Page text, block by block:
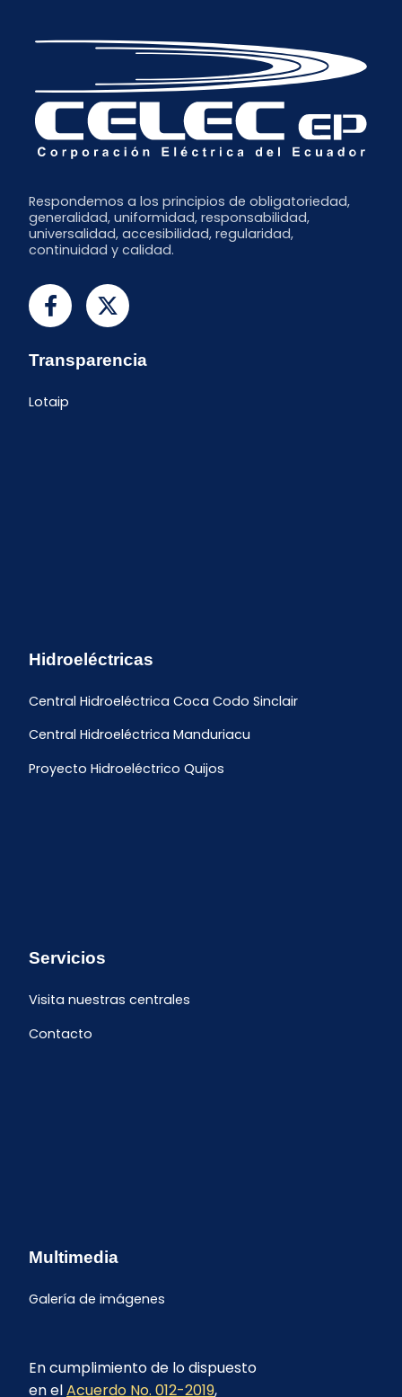
Respondemos a los principios de obligatoriedad,
generalidad, uniformidad, responsabilidad,
universalidad, accesibilidad, regularidad,
continuidad y calidad.
Transparencia
Lotaip
Hidroeléctricas
Central Hidroeléctrica Coca Codo Sinclair
Central Hidroeléctrica Manduriacu
Proyecto Hidroeléctrico Quijos
Servicios
Visita nuestras centrales
Contacto
Multimedia
Galería de imágenes
En cumplimiento de lo dispuesto
en elAcuerdo No. 012-2019,